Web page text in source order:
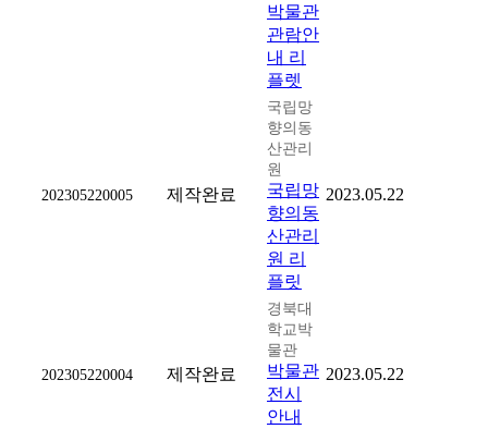
박물관
관람안
내 리
플렛
202305220005 제작완료
국립망
향의동
산관리
원
국립망
향의동
산관리
원 리
플릿
2023.05.22
202305220004 제작완료
경북대
학교박
물관
박물관
전시
안내
2023.05.22